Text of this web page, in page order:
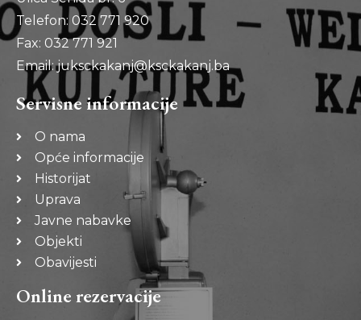
Telefon: 032 771 920
Fax: 032 771 921
Email: juksckakanj@ksckakanj.ba
Servisne informacije
O nama
Opće informacije
Historijat
Uprava
Javne nabavke
Objekti
Obavijesti
Online rezervacije